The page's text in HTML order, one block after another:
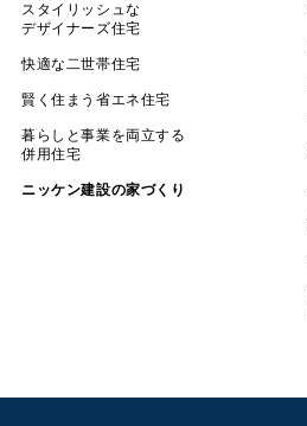
スタイリッシュな
デザイナーズ住宅
快適な二世帯住宅
賢く住まう省エネ住宅
暮らしと事業を両立する
併用住宅
ニッケン建設の家づくり